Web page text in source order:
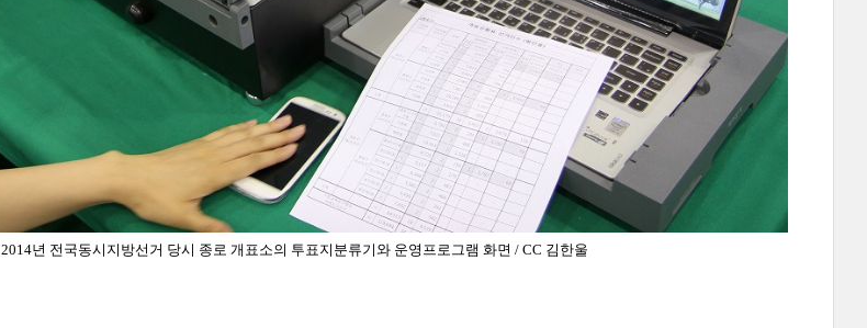
2014년 전국동시지방선거 당시 종로 개표소의 투표지분류기와 운영프로그램 화면 / CC 김한울